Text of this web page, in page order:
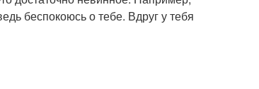
беспокоюсь о тебе. Вдруг у тебя